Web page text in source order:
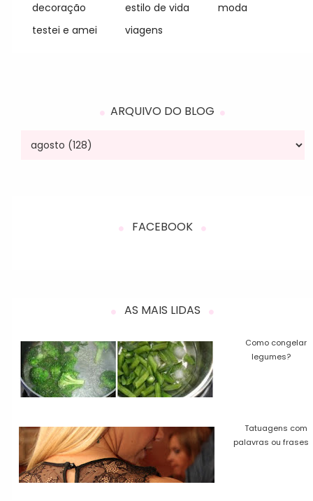
decoração
estilo de vida
moda
testei e amei
viagens
ARQUIVO DO BLOG
FACEBOOK
AS MAIS LIDAS
Como congelar
legumes?
Tatuagens com
palavras ou frases